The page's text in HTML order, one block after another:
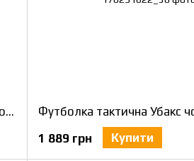
Футболка тактична убакс ЗСУ з термотканини CoolPass antistatic 58
1 889 грн
Купити